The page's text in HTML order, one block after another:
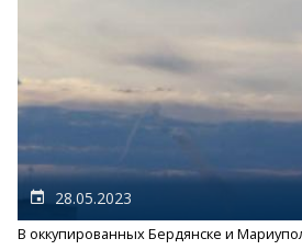
28.05.2023
В оккупированных Бердянске и